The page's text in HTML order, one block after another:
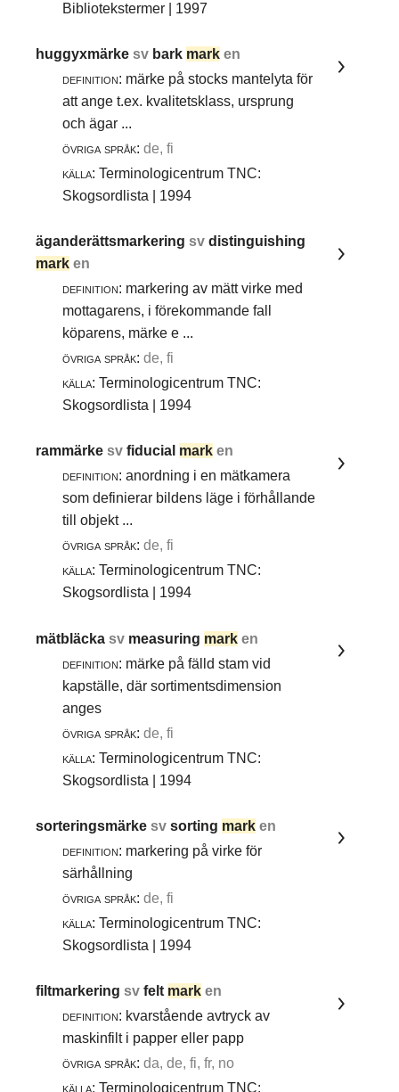
Bibliotekstermer | 1997
huggyxmärkesv bark mark en
definition: märke på stocks mantelyta för
att ange t.ex. kvalitetsklass, ursprung
och ägar ...
övriga språk: de, fi
källa: Terminologicentrum TNC:
Skogsordlista | 1994
äganderättsmarkeringsvdistinguishing
mark en
definition: markering av mätt virke med
mottagarens, i förekommande fall
köparens, märke e ...
övriga språk: de, fi
källa: Terminologicentrum TNC:
Skogsordlista | 1994
rammärkesvfiducial mark en
definition: anordning i en mätkamera
som definierar bildens läge i förhållande
till objekt ...
övriga språk: de, fi
källa: Terminologicentrum TNC:
Skogsordlista | 1994
mätbläckasv measuring mark en
definition: märke på fälld stam vid
kapställe, där sortimentsdimension
anges
övriga språk: de, fi
källa: Terminologicentrum TNC:
Skogsordlista | 1994
sorteringsmärkesvsorting mark en
definition: markering på virke för
särhållning
övriga språk: de, fi
källa: Terminologicentrum TNC:
Skogsordlista | 1994
filtmarkeringsvfelt mark en
definition: kvarstående avtryck av
maskinfilt i papper eller papp
övriga språk: da, de, fi, fr, no
källa: Terminologicentrum TNC: